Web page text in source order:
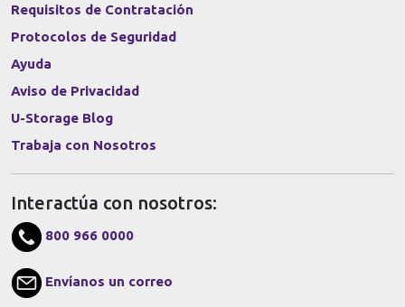
Requisitos de Contratación
Protocolos de Seguridad
Ayuda
Aviso de Privacidad
U-Storage Blog
Trabaja con Nosotros
Interactúa con nosotros:
800 966 0000
Envíanos un correo